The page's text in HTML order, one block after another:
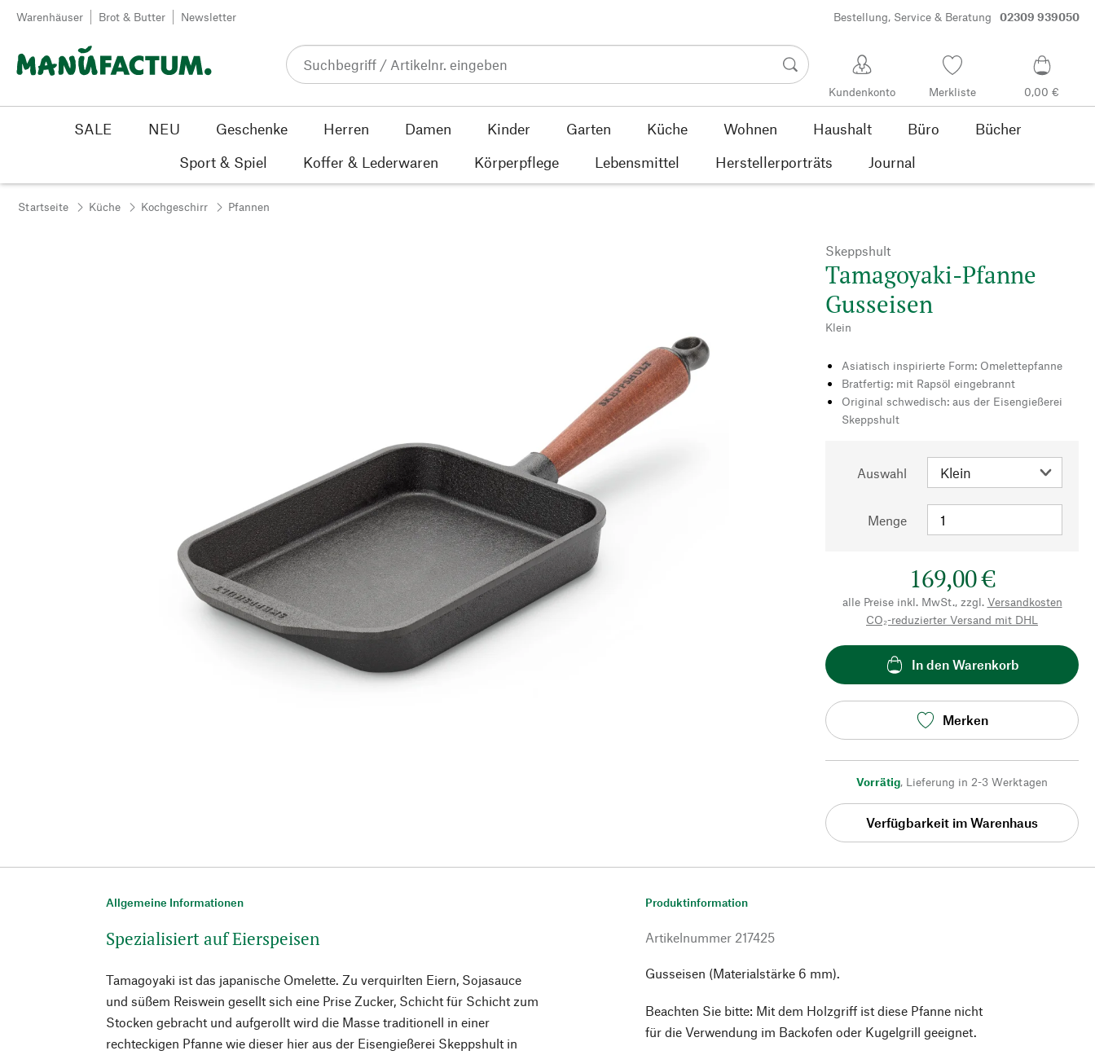
Zum Inhalt springen
Warenhäuser Brot & Butter Newsletter Bestellung, Service & Beratung 02309 939050
Kundenkonto Merkliste 0,00 €
SALE NEU Geschenke Herren Damen Kinder Garten Küche Wohnen Haushalt Büro
Bücher
Sport & Spiel
Koffer & Lederwaren Körperpflege Lebensmittel Herstellerporträts Journal
Startseite Küche Kochgeschirr Pfannen
Skeppshult
Tamagoyaki-Pfanne
Gusseisen
Klein
Asiatisch inspirierte Form: Omelettepfanne
Bratfertig: mit Rapsöl eingebrannt
Original schwedisch: aus der Eisengießerei
Skeppshult
Auswahl
Menge
169,00 €
alle Preise inkl. MwSt., zzgl. Versandkosten
CO₂-reduzierter Versand mit DHL
In den Warenkorb
Merken
Vorrätig, Lieferung in 2-3 Werktagen
Verfügbarkeit im Warenhaus
Allgemeine Informationen
Spezialisiert auf Eierspeisen
Tamagoyaki ist das japanische Omelette. Zu verquirlten Eiern, Sojasauce
und süßem Reiswein gesellt sich eine Prise Zucker, Schicht für Schicht zum
Stocken gebracht und aufgerollt wird die Masse traditionell in einer
rechteckigen Pfanne wie dieser hier aus der Eisengießerei Skeppshult in
Produktinformation
Artikelnummer 217425
Gusseisen (Materialstärke 6 mm).
Beachten Sie bitte: Mit dem Holzgriff ist diese Pfanne nicht
für die Verwendung im Backofen oder Kugelgrill geeignet.